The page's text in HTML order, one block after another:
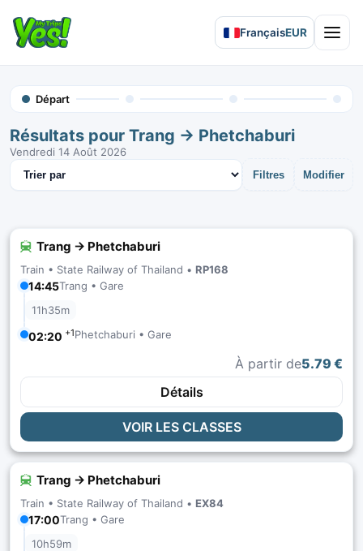
FrançaisEUR Open
Départ
Résultats pour Trang → Phetchaburi
Vendredi 14 Août 2026
Filtres Modifier
Trier les résultats
Trang → Phetchaburi
Train • State Railway of Thailand • RP168
14:45Trang • Gare
11h35m
02:20 +1Phetchaburi • Gare
À partir de5.79 €
Détails
VOIR LES CLASSES
Trang → Phetchaburi
Train • State Railway of Thailand • EX84
17:00Trang • Gare
10h59m